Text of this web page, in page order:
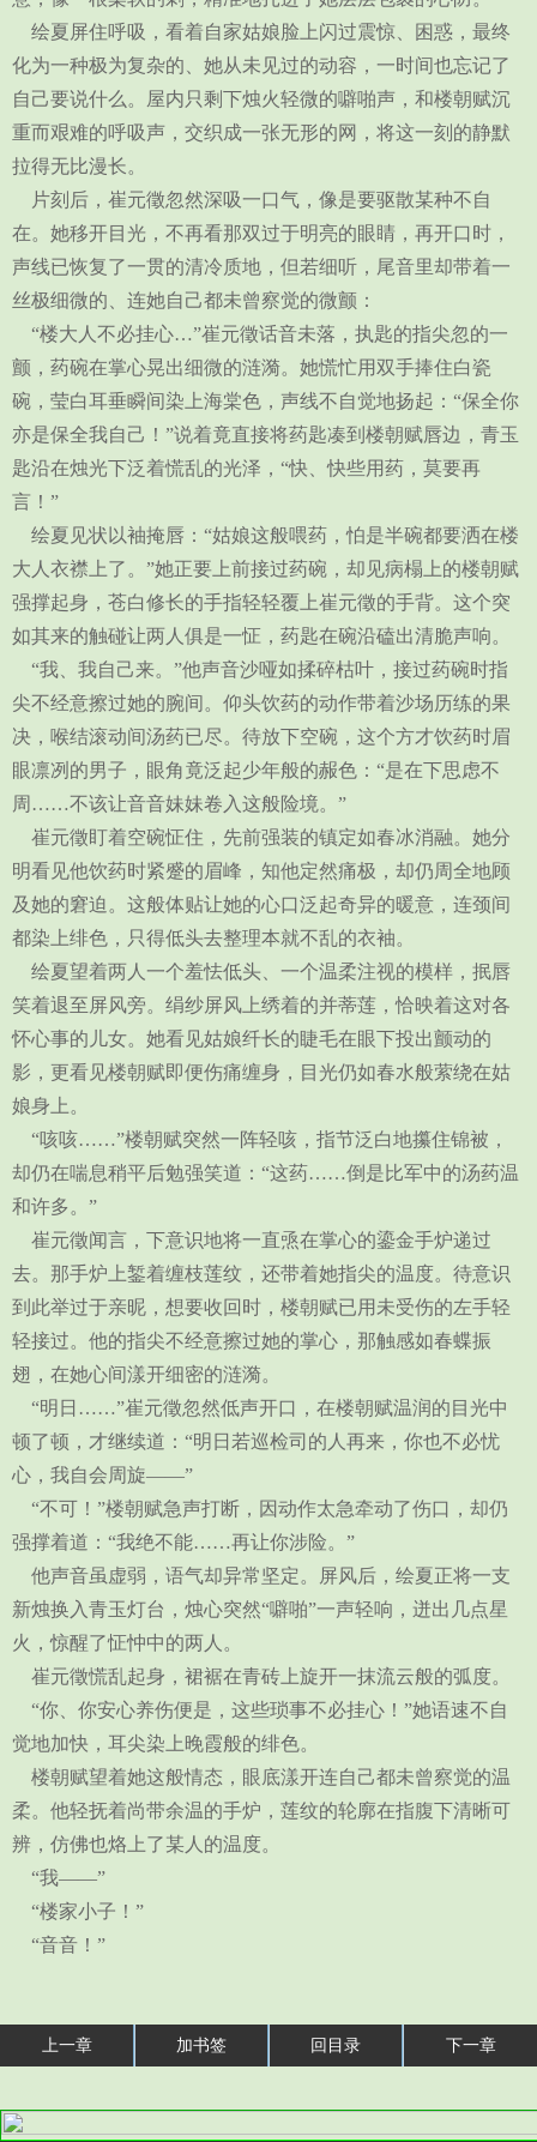
绘夏屏住呼吸，看着自家姑娘脸上闪过震惊、困惑，最终
化为一种极为复杂的、她从未见过的动容，一时间也忘记了
自己要说什么。屋内只剩下烛火轻微的噼啪声，和楼朝赋沉
重而艰难的呼吸声，交织成一张无形的网，将这一刻的静默
拉得无比漫长。
片刻后，崔元徵忽然深吸一口气，像是要驱散某种不自
在。她移开目光，不再看那双过于明亮的眼睛，再开口时，
声线已恢复了一贯的清冷质地，但若细听，尾音里却带着一
丝极细微的、连她自己都未曾察觉的微颤：
“楼大人不必挂心…”崔元徵话音未落，执匙的指尖忽的一
颤，药碗在掌心晃出细微的涟漪。她慌忙用双手捧住白瓷
碗，莹白耳垂瞬间染上海棠色，声线不自觉地扬起：“保全你
亦是保全我自己！”说着竟直接将药匙凑到楼朝赋唇边，青玉
匙沿在烛光下泛着慌乱的光泽，“快、快些用药，莫要再
言！”
绘夏见状以袖掩唇：“姑娘这般喂药，怕是半碗都要洒在楼
大人衣襟上了。”她正要上前接过药碗，却见病榻上的楼朝赋
强撑起身，苍白修长的手指轻轻覆上崔元徵的手背。这个突
如其来的触碰让两人俱是一怔，药匙在碗沿磕出清脆声响。
“我、我自己来。”他声音沙哑如揉碎枯叶，接过药碗时指
尖不经意擦过她的腕间。仰头饮药的动作带着沙场历练的果
决，喉结滚动间汤药已尽。待放下空碗，这个方才饮药时眉
眼凛冽的男子，眼角竟泛起少年般的赧色：“是在下思虑不
周……不该让音音妹妹卷入这般险境。”
崔元徵盯着空碗怔住，先前强装的镇定如春冰消融。她分
明看见他饮药时紧蹙的眉峰，知他定然痛极，却仍周全地顾
及她的窘迫。这般体贴让她的心口泛起奇异的暖意，连颈间
都染上绯色，只得低头去整理本就不乱的衣袖。
绘夏望着两人一个羞怯低头、一个温柔注视的模样，抿唇
笑着退至屏风旁。绢纱屏风上绣着的并蒂莲，恰映着这对各
怀心事的儿女。她看见姑娘纤长的睫毛在眼下投出颤动的
影，更看见楼朝赋即便伤痛缠身，目光仍如春水般萦绕在姑
娘身上。
“咳咳……”楼朝赋突然一阵轻咳，指节泛白地攥住锦被，
却仍在喘息稍平后勉强笑道：“这药……倒是比军中的汤药温
和许多。”
崔元徵闻言，下意识地将一直焏在掌心的鎏金手炉递过
去。那手炉上錾着缠枝莲纹，还带着她指尖的温度。待意识
到此举过于亲昵，想要收回时，楼朝赋已用未受伤的左手轻
轻接过。他的指尖不经意擦过她的掌心，那触感如春蝶振
翅，在她心间漾开细密的涟漪。
“明日……”崔元徵忽然低声开口，在楼朝赋温润的目光中
顿了顿，才继续道：“明日若巡检司的人再来，你也不必忧
心，我自会周旋——”
“不可！”楼朝赋急声打断，因动作太急牵动了伤口，却仍
强撑着道：“我绝不能……再让你涉险。”
他声音虽虚弱，语气却异常坚定。屏风后，绘夏正将一支
新烛换入青玉灯台，烛心突然“噼啪”一声轻响，迸出几点星
火，惊醒了怔忡中的两人。
崔元徵慌乱起身，裙裾在青砖上旋开一抹流云般的弧度。
“你、你安心养伤便是，这些琐事不必挂心！”她语速不自
觉地加快，耳尖染上晚霞般的绯色。
楼朝赋望着她这般情态，眼底漾开连自己都未曾察觉的温
柔。他轻抚着尚带余温的手炉，莲纹的轮廓在指腹下清晰可
辨，仿佛也烙上了某人的温度。
“我——”
“楼家小子！”
“音音！”
上一章 加书签 回目录 下一章